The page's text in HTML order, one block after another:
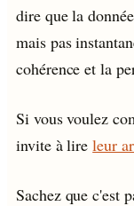
dire que la
mais pas
cohérence et la
Si vous voulez
invite à lireleur
Sachez que c'est